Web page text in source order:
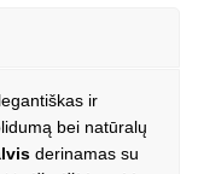
ir
bei natūralų
derinamas su